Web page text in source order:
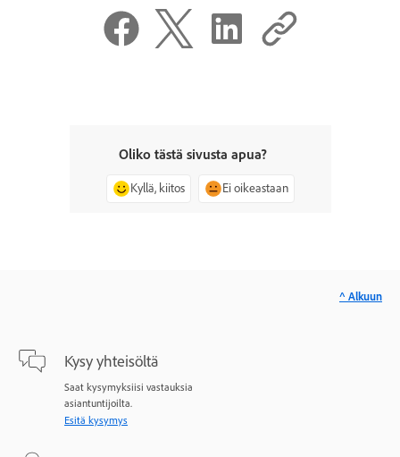
Oliko tästä sivusta apua?
Kyllä, kiitos Ei oikeastaan
Kysy yhteisöltä
Saat kysymyksiisi vastauksia
asiantuntijoilta.
Esitä kysymys
^ Alkuun